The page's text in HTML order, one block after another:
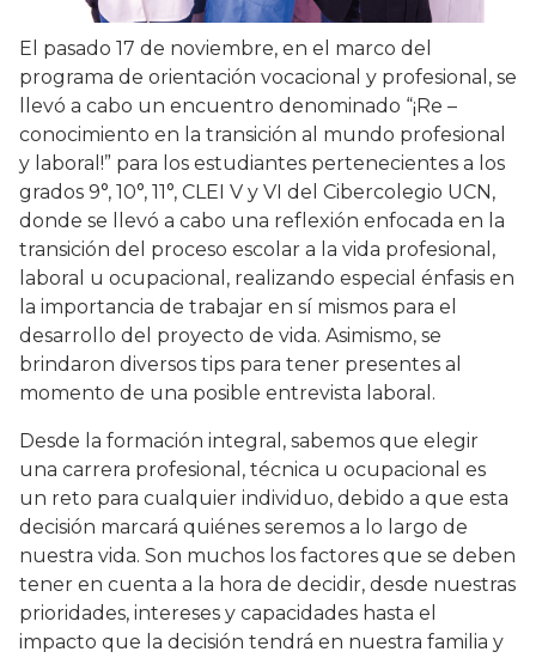
El pasado 17 de noviembre, en el marco del
programa de orientación vocacional y profesional, se
llevó a cabo un encuentro denominado “¡Re –
conocimiento en la transición al mundo profesional
y laboral!” para los estudiantes pertenecientes a los
grados 9°, 10°, 11°, CLEI V y VI del Cibercolegio UCN,
donde se llevó a cabo una reflexión enfocada en la
transición del proceso escolar a la vida profesional,
laboral u ocupacional, realizando especial énfasis en
la importancia de trabajar en sí mismos para el
desarrollo del proyecto de vida. Asimismo, se
brindaron diversos tips para tener presentes al
momento de una posible entrevista laboral.
Desde la formación integral, sabemos que elegir
una carrera profesional, técnica u ocupacional es
un reto para cualquier individuo, debido a que esta
decisión marcará quiénes seremos a lo largo de
nuestra vida. Son muchos los factores que se deben
tener en cuenta a la hora de decidir, desde nuestras
prioridades, intereses y capacidades hasta el
impacto que la decisión tendrá en nuestra familia y